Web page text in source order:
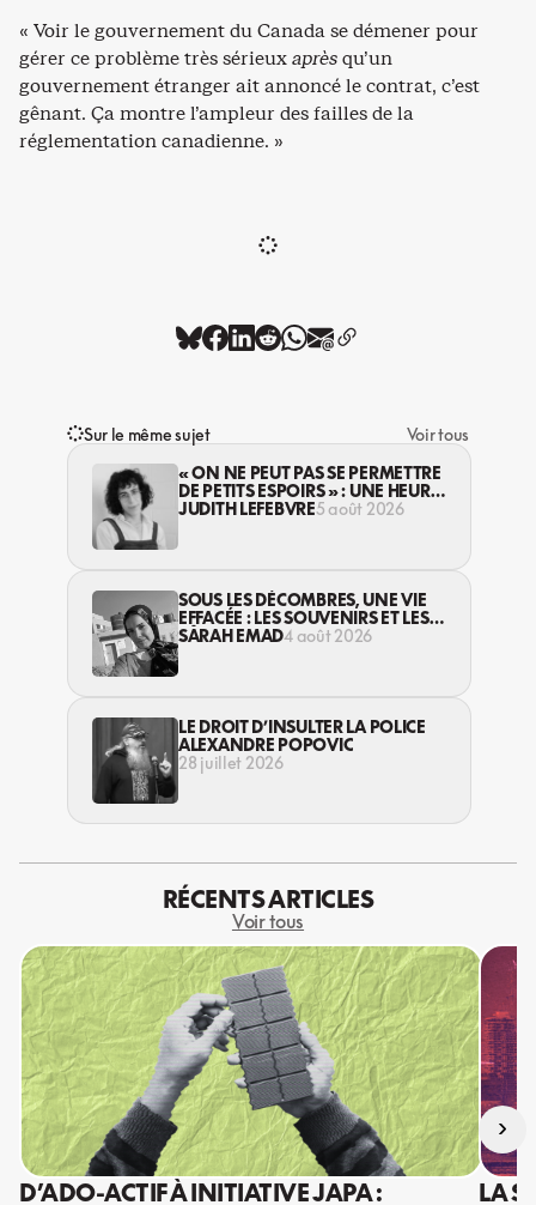
« Voir le gouvernement du Canada se démener pour
gérer ce problème très sérieuxaprèsqu’un
gouvernement étranger ait annoncé le contrat, c’est
gênant. Ça montre l’ampleur des failles de la
réglementation canadienne. »
Sur le même sujet
Voir tous
« ON NE PEUT PAS SE PERMETTRE
DE PETITS ESPOIRS » : UNE HEURE
AVEC AVI LEWIS
JUDITH LEFEBVRE5 août 2026
SOUS LES DÉCOMBRES, UNE VIE
EFFACÉE : LES SOUVENIRS ET LES
RÊVES PERDUS DES HABITANT·ES
SARAH EMAD4 août 2026
LE DROIT D’INSULTER LA POLICE
ALEXANDRE POPOVIC
28 juillet 2026
RÉCENTS ARTICLES
Voir tous
D’ADO-ACTIF À INITIATIVE JAPA :
LA
›